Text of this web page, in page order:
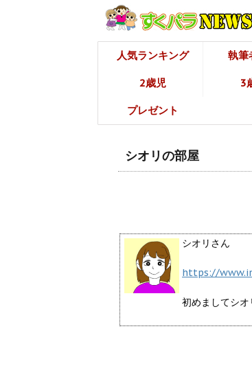
人気ランキング 執筆
2歳児 3
プレゼント
シオリの部屋
シオリさん
https://
初めましてシオ